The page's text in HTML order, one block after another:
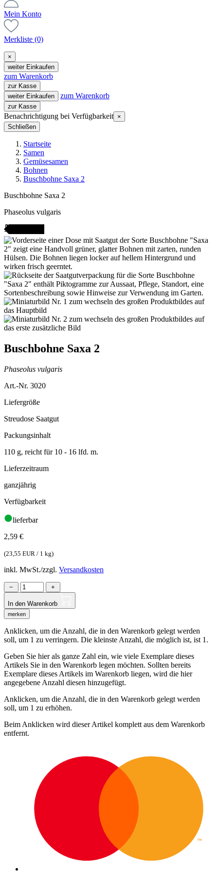
Mein Konto
Merkliste (0)
×
weiter Einkaufen
zum Warenkorb
zur Kasse
weiter Einkaufen
zum Warenkorb
zur Kasse
Benachrichtigung bei Verfügbarkeit ×
Schließen
Startseite
Samen
Gemüsesamen
Bohnen
Buschbohne Saxa 2
Buschbohne Saxa 2
Phaseolus vulgaris
Buschbohne Saxa 2
Phaseolus vulgaris
Art.-Nr. 3020
Liefergröße
Streudose Saatgut
Packungsinhalt
110 g, reicht für 10 - 16 lfd. m.
Lieferzeitraum
ganzjährig
Verfügbarkeit
lieferbar
2,59 €
(23,55 EUR / 1 kg)
inkl. MwSt./zzgl. Versandkosten
− +
In den Warenkorb
merken
Anklicken, um die Anzahl, die in den Warenkorb gelegt werden
soll, um 1 zu verringern. Die kleinste Anzahl, die möglich ist, ist 1.
Geben Sie hier als ganze Zahl ein, wie viele Exemplare dieses
Artikels Sie in den Warenkorb legen möchten. Sollten bereits
Exemplare dieses Artikels im Warenkorb liegen, wird die hier
angegebene Anzahl diesen hinzugefügt.
Anklicken, um die Anzahl, die in den Warenkorb gelegt werden
soll, um 1 zu erhöhen.
Beim Anklicken wird dieser Artikel komplett aus dem Warenkorb
entfernt.